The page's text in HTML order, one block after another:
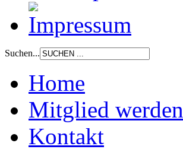
Suchen...
Home
Mitglied werden
Kontakt